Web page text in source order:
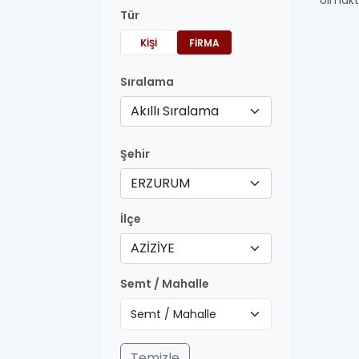
Tür
KIŞI FIRMA
Sıralama
Akıllı Sıralama
Şehir
ERZURUM
İlçe
AZİZİYE
Semt / Mahalle